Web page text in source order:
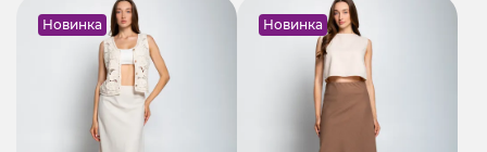
Новинка Новинка